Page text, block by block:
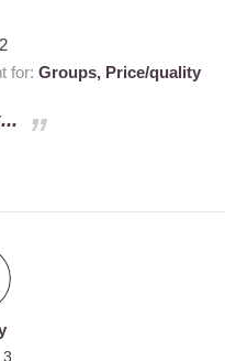
for: Groups, Price/quality
3